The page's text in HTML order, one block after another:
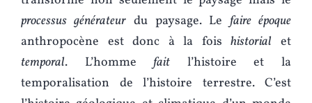
processus générateurdu paysage. Lefaire époque
anthropocène est donc à la foishistorial et
temporal. L’hommefait l’histoire et la
temporalisation de l’histoire terrestre. C’est